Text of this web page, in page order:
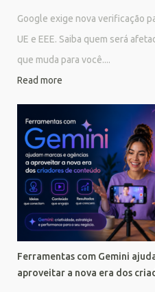
Google exige nova verificação
UE e EEE. Saiba quem será
que muda para você....
Read more
Ferramentas com Gemini
aproveitar a nova era dos